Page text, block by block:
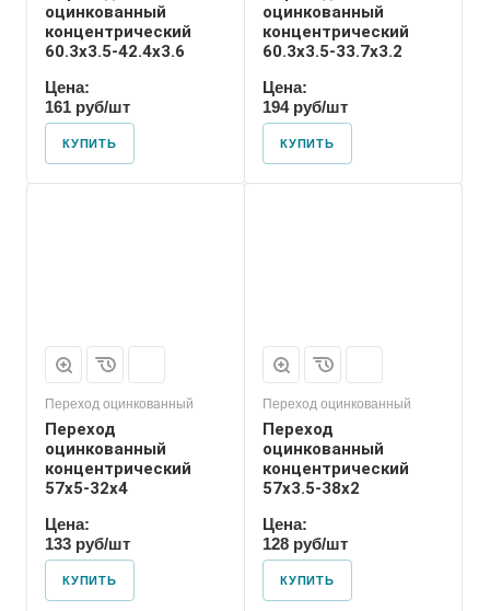
оцинкованный
концентрический
60.3х3.5-42.4х3.6
Цена:
161 руб/шт
КУПИТЬ
оцинкованный
концентрический
60.3х3.5-33.7х3.2
Цена:
194 руб/шт
КУПИТЬ
Переход оцинкованный
Переход
оцинкованный
концентрический
57х5-32х4
Цена:
133 руб/шт
КУПИТЬ
Переход оцинкованный
Переход
оцинкованный
концентрический
57х3.5-38х2
Цена:
128 руб/шт
КУПИТЬ